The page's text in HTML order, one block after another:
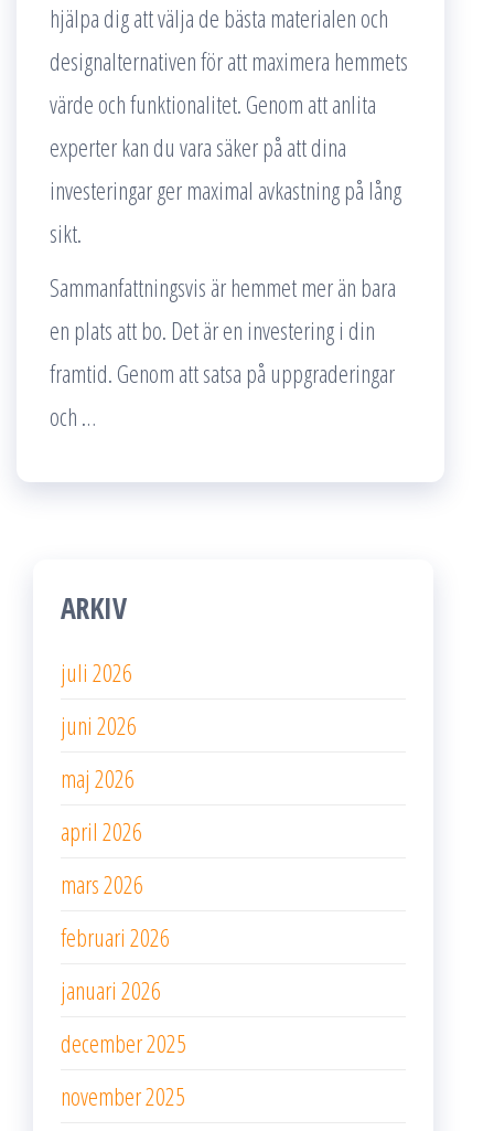
hjälpa dig att välja de bästa materialen och
designalternativen för att maximera hemmets
värde och funktionalitet. Genom att anlita
experter kan du vara säker på att dina
investeringar ger maximal avkastning på lång
sikt.
Sammanfattningsvis är hemmet mer än bara
en plats att bo. Det är en investering i din
framtid. Genom att satsa på uppgraderingar
och …
ARKIV
juli 2026
juni 2026
maj 2026
april 2026
mars 2026
februari 2026
januari 2026
december 2025
november 2025